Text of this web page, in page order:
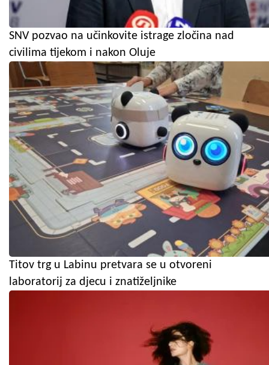
SNV pozvao na učinkovite istrage zločina nad
civilima tijekom i nakon Oluje
Titov trg u Labinu pretvara se u otvoreni
laboratorij za djecu i znatiželjnike